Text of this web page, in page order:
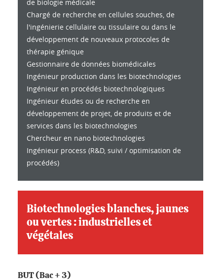
de biologie médicale
Chargé de recherche en cellules souches, de
l'ingénierie cellulaire ou tissulaire ou dans le
développement de nouveaux protocoles de
thérapie génique
Gestionnaire de données biomédicales
Ingénieur production dans les biotechnologies
Ingénieur en procédés biotechnologiques
Ingénieur études ou de recherche en
développement de projet, de produits et de
services dans les biotechnologies
Chercheur en nano biotechnologies
Ingénieur process (R&D, suivi / optimisation de
procédés)
Biotechnologies blanches, jaunes
ou vertes : industrielles et
végétales
BUT (Bac + 3)